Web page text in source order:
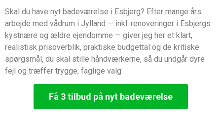
Skal du have nyt badeværelse i Esbjerg? Efter mange års
arbejde med vådrum i Jylland — inkl. renoveringer i Esbjergs
kystnære og ældre ejendomme — giver jeg her et klart,
realistisk prisoverblik, praktiske budgettal og de kritiske
spørgsmål, du skal stille håndværkerne, så du undgår dyre
fejl og træffer trygge, faglige valg.
Få 3 tilbud på nyt badeværelse